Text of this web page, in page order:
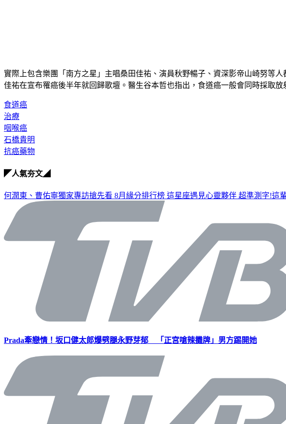
實際上包含樂團「南方之星」主唱桑田佳祐、演員秋野暢子、資深影帝山崎努等
佳祐在宣布罹癌後半年就回歸歌壇。醫生谷本哲也指出，食道癌一般會同時採取
食道癌
治療
咽喉癌
石橋貴明
抗癌藥物
◤人氣夯文◢
何潤東、曹佑寧獨家專訪搶先看 8月緣分排行榜 這星座遇見心靈夥伴 超準測字!這
Prada牽戀情！坂口健太郎爆劈腿永野芽郁 「正宮嗆辣攤牌」男方踢開她